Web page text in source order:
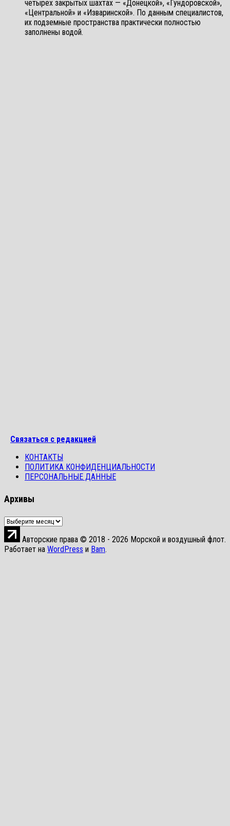
четырех закрытых шахтах — «Донецкой», «Гундоровской»,
«Центральной» и «Изваринской». По данным специалистов,
их подземные пространства практически полностью
заполнены водой.
Связаться с редакцией
КОНТАКТЫ
ПОЛИТИКА КОНФИДЕНЦИАЛЬНОСТИ
ПЕРСОНАЛЬНЫЕ ДАННЫЕ
Архивы
Архивы
Авторские права © 2018 - 2026 Морской и воздушный флот.
Работает на WordPress и Bam.